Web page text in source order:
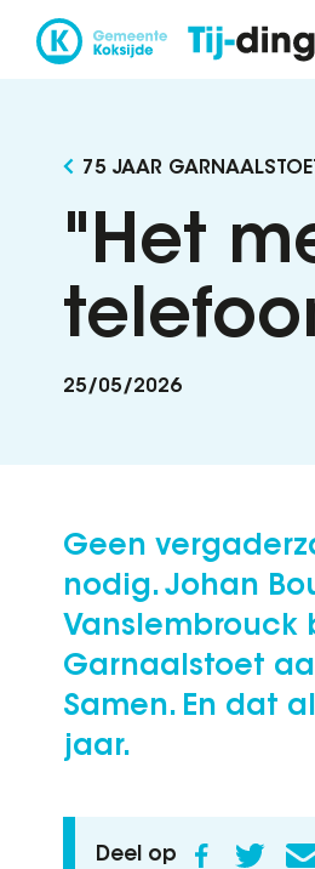
Overslaan
75 JAAR GARNAALSTOET
"Het
25/05/2026
Geen
nodig. Johan
Vanslembrouck
Garnaalstoet
Samen. En dat
jaar.
Deel op